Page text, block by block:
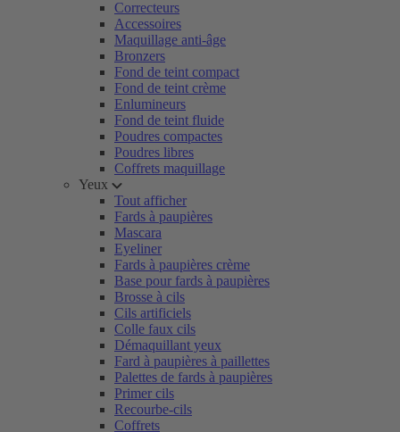
Correcteurs
Accessoires
Maquillage anti-âge
Bronzers
Fond de teint compact
Fond de teint crème
Enlumineurs
Fond de teint fluide
Poudres compactes
Poudres libres
Coffrets maquillage
Yeux
Tout afficher
Fards à paupières
Mascara
Eyeliner
Fards à paupières crème
Base pour fards à paupières
Brosse à cils
Cils artificiels
Colle faux cils
Démaquillant yeux
Fard à paupières à paillettes
Palettes de fards à paupières
Primer cils
Recourbe-cils
Coffrets